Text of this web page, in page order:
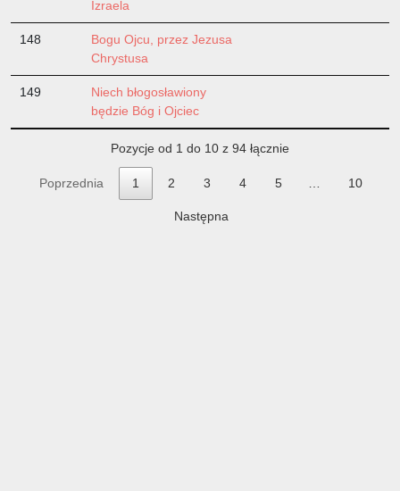
Izraela
148
Bogu Ojcu, przez Jezusa
Chrystusa
149
Niech błogosławiony
będzie Bóg i Ojciec
Pozycje od 1 do 10 z 94 łącznie
Poprzednia 1 2 3 4 5 10
Następna